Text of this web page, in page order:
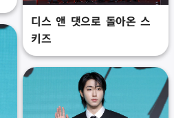
디스 앤 댓으로 돌아온 스
키즈